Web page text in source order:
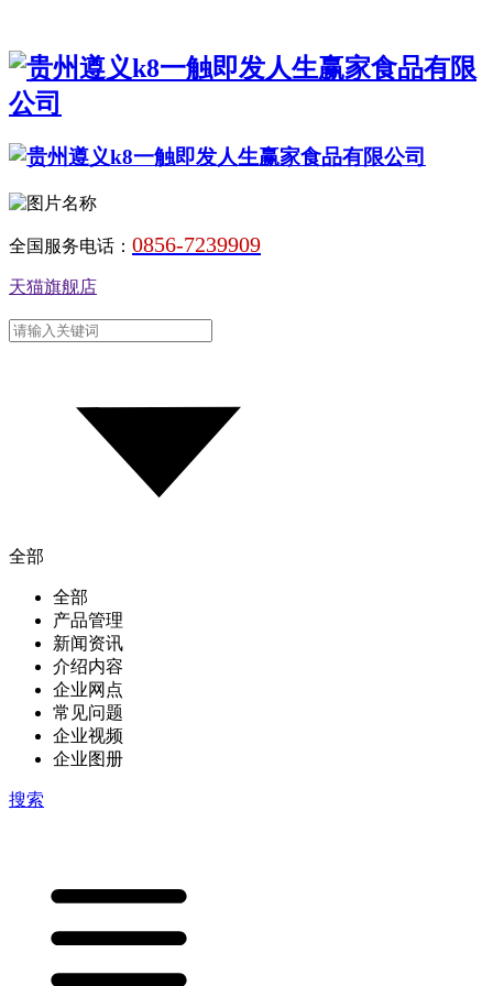
全国服务电话： 0856-7239909
天猫旗舰店
全部
全部
产品管理
新闻资讯
介绍内容
企业网点
常见问题
企业视频
企业图册
搜索